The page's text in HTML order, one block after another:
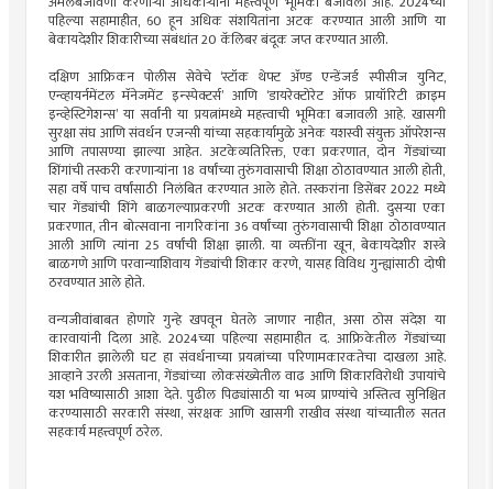
पहिल्या सहामाहीत, 60 हून अधिक संशयितांना अटक करण्यात आली आणि या
बेकायदेशीर शिकारीच्या संबंधांत 20 कॅलिबर बंदूक जप्त करण्यात आली.
दक्षिण आफ्रिकन पोलीस सेवेचे ‘स्टॉक थेफ्ट अ‍ॅण्ड एन्डेंजर्ड स्पीसीज युनिट,
एन्व्हायर्नमेंटल मॅनेजमेंट इन्स्पेक्टर्स’ आणि ‘डायरेक्टोरेट ऑफ प्रायॉरिटी क्राइम
इन्व्हेस्टिगेशन्स’ या सर्वांनी या प्रयत्नांमध्ये महत्त्वाची भूमिका बजावली आहे. खासगी
सुरक्षा संघ आणि संवर्धन एजन्सी यांच्या सहकार्यामुळे अनेक यशस्वी संयुक्त ऑपरेशन्स
आणि तपासण्या झाल्या आहेत. अटकेव्यतिरिक्त, एका प्रकरणात, दोन गेंड्यांच्या
शिंगांची तस्करी करणार्‍यांना 18 वर्षांच्या तुरुंगवासाची शिक्षा ठोठावण्यात आली होती,
सहा वर्षे पाच वर्षांसाठी निलंबित करण्यात आले होते. तस्करांना डिसेंबर 2022 मध्ये
चार गेंड्यांची शिंगे बाळगल्याप्रकरणी अटक करण्यात आली होती. दुसर्‍या एका
प्रकरणात, तीन बोत्सवाना नागरिकांना 36 वर्षांच्या तुरुंगवासाची शिक्षा ठोठावण्यात
आली आणि त्यांना 25 वर्षांची शिक्षा झाली. या व्यक्तींना खून, बेकायदेशीर शस्त्रे
बाळगणे आणि परवान्याशिवाय गेंड्यांची शिकार करणे, यासह विविध गुन्ह्यांसाठी दोषी
ठरवण्यात आले होते.
वन्यजीवांबाबत होणारे गुन्हे खपवून घेतले जाणार नाहीत, असा ठोस संदेश या
कारवायांनी दिला आहे. 2024च्या पहिल्या सहामाहीत द. आफ्रिकेतील गेंड्यांच्या
शिकारीत झालेली घट हा संवर्धनाच्या प्रयत्नांच्या परिणामकारकतेचा दाखला आहे.
आव्हाने उरली असताना, गेंड्यांच्या लोकसंख्येतील वाढ आणि शिकारविरोधी उपायांचे
यश भविष्यासाठी आशा देते. पुढील पिढ्यांसाठी या भव्य प्राण्यांचे अस्तित्व सुनिश्चित
करण्यासाठी सरकारी संस्था, संरक्षक आणि खासगी राखीव संस्था यांच्यातील सतत
सहकार्य महत्त्वपूर्ण ठरेल.